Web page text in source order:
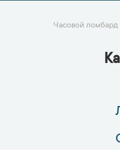
Часовой ломбард